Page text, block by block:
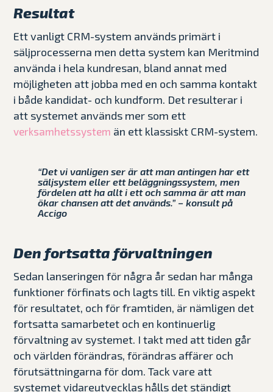
Resultat
Ett vanligt CRM-system används primärt i
säljprocesserna men detta system kan Meritmind
använda i hela kundresan, bland annat med
möjligheten att jobba med en och samma kontakt
i både kandidat- och kundform. Det resulterar i
att systemet används mer som ett
verksamhetssystem än ett klassiskt CRM-system.
“Det vi vanligen ser är att man antingen har ett
säljsystem eller ett beläggningssystem, men
fördelen att ha allt i ett och samma är att man
ökar chansen att det används.” – konsult på
Accigo
Den fortsatta förvaltningen
Sedan lanseringen för några år sedan har många
funktioner förfinats och lagts till. En viktig aspekt
för resultatet, och för framtiden, är nämligen det
fortsatta samarbetet och en kontinuerlig
förvaltning av systemet. I takt med att tiden går
och världen förändras, förändras affärer och
förutsättningarna för dom. Tack vare att
systemet vidareutvecklas hålls det ständigt